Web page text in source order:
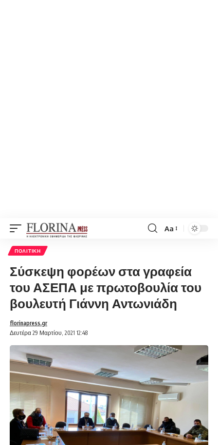
Font
Aa
ΠΟΛΙΤΙΚΉ
Σύσκεψη φορέων στα γραφεία
του ΑΣΕΠΑ με πρωτοβουλία του
βουλευτή Γιάννη Αντωνιάδη
Δευτέρα 29 Μαρτίου, 2021 12:48
florinapress.gr